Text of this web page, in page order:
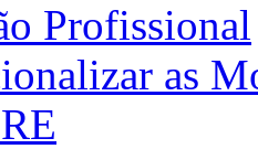
Profissional
as